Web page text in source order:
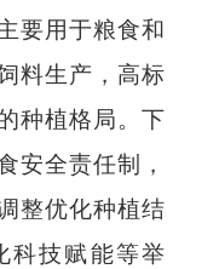
要用于粮食和
料生产，高标
种植格局。下
安全责任制，
整优化种植结
科技赋能等举